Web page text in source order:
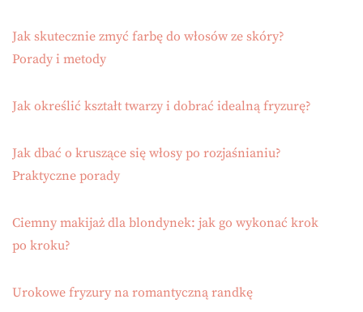
Jak skutecznie zmyć farbę do włosów ze skóry?
Porady i metody
Jak określić kształt twarzy i dobrać idealną fryzurę?
Jak dbać o kruszące się włosy po rozjaśnianiu?
Praktyczne porady
Ciemny makijaż dla blondynek: jak go wykonać krok
po kroku?
Urokowe fryzury na romantyczną randkę